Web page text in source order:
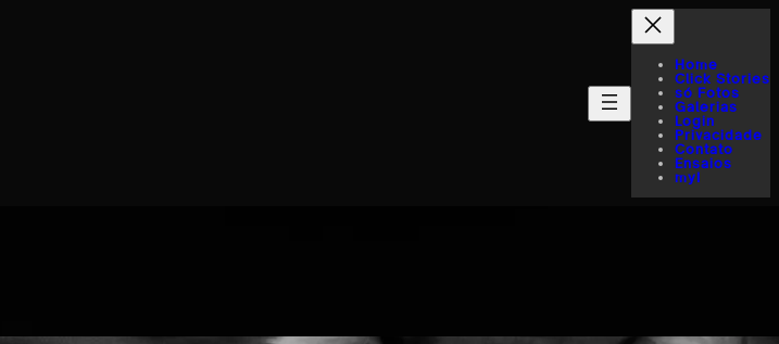
Home
Click Stories
só Fotos
Galerias
Login
Privacidade
Contato
Ensaios
myI